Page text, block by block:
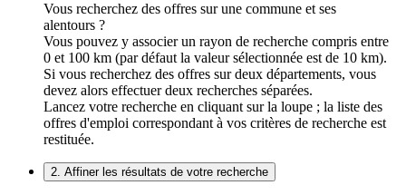
Vous recherchez des offres sur une commune et ses
alentours ?
Vous pouvez y associer un rayon de recherche compris entre
0 et 100 km (par défaut la valeur sélectionnée est de 10 km).
Si vous recherchez des offres sur deux départements, vous
devez alors effectuer deux recherches séparées.
Lancez votre recherche en cliquant sur la loupe ; la liste des
offres d'emploi correspondant à vos critères de recherche est
restituée.
2. Affiner les résultats de votre recherche